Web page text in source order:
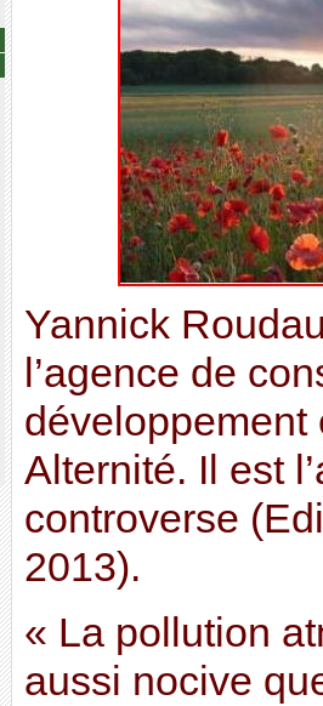
Yannick
l’agence de
développement
Alternité. Il est
controverse
2013).
« La pollution
aussi nocive